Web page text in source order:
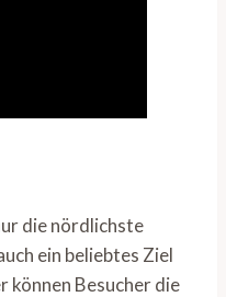
die nördlichste
ein beliebtes Ziel
können Besucher die